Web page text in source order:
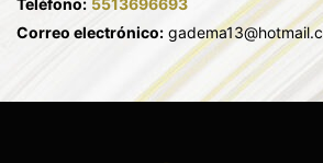
Teléfono: 5513696693
Correo electrónico: